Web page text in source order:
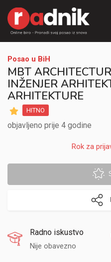
Posao u BiH
MBT
INŽENJER
ARHITEKTURE
HITNO
objavljeno prije 4 godine
Rok za
Radno iskustvo
Nije obavezno